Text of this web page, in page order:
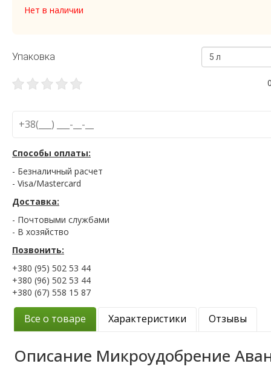
Нет в наличии
Упаковка 5 л
Способы оплаты:
- Безналичный расчет
- Visa/Mastercard
Доставка:
- Почтовыми службами
- В хозяйство
Позвонить:
+380 (95) 502 53 44
+380 (96) 502 53 44
+380 (67) 558 15 87
Все о товаре Характеристики Отзывы
Описание Микроудобрение